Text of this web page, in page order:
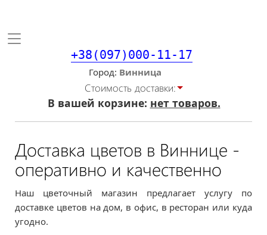
Toggle
+38(097)000-11-17
Город
Стоимость доставки:
В вашей корзине: нет товаров.
Доставка цветов в Виннице -
оперативно и качественно
Наш цветочный магазин предлагает услугу по
доставке цветов на дом, в офис, в ресторан или куда
угодно.